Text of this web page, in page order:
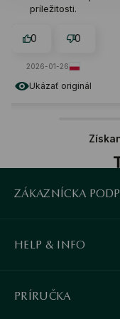
ZÁKAZNÍCKA
HELP & INFO
PRÍRUČKA